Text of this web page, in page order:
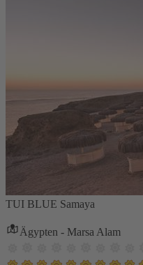
TUI BLUE Samaya
Ägypten - Marsa Alam